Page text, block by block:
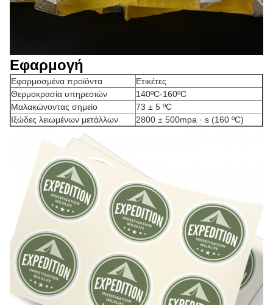
Εφαρμογή
Εφαρμοσμένα προϊόντα
Ετικέτες
Θερμοκρασία υπηρεσιών
140ºC-160ºC
Μαλακώνοντας σημείο
73 ± 5 ºC
Ιξώδες λειωμένων μετάλλων
2800 ± 500mpa · s (160 ºC)